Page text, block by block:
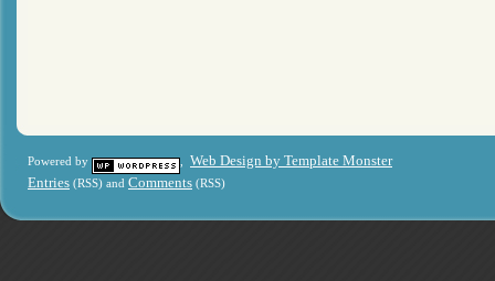
Powered by
Web Design by Template Monster
Entries (RSS) and Comments (RSS)